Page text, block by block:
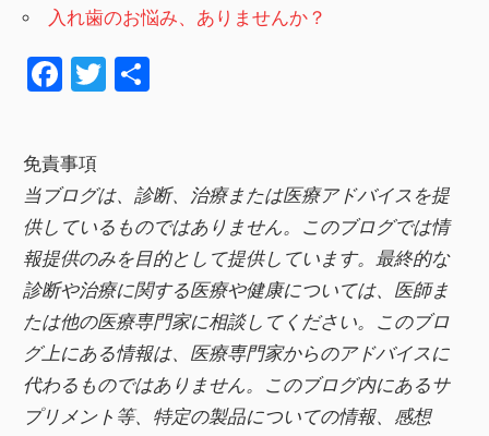
入れ歯のお悩み、ありませんか？
F
e
b
o
o
k
T
er
免責事項
当ブログは、診断、治療または医療アドバイスを提
供しているものではありません。このブログでは情
報提供のみを目的として提供しています。最終的な
診断や治療に関する医療や健康については、医師ま
たは他の医療専門家に相談してください。このブロ
グ上にある情報は、医療専門家からのアドバイスに
代わるものではありません。このブログ内にあるサ
プリメント等、特定の製品についての情報、感想